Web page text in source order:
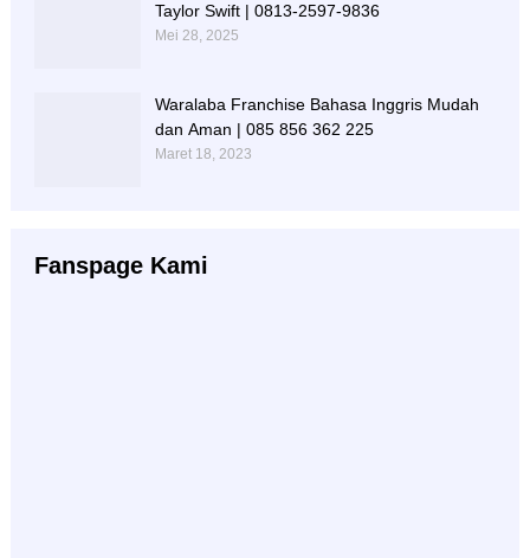
Taylor Swift | 0813-2597-9836
Mei 28, 2025
Waralaba Franchise Bahasa Inggris Mudah
dan Aman | 085 856 362 225
Maret 18, 2023
Fanspage Kami